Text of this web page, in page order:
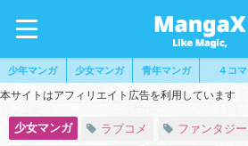
少年マンガ 少女マンガ 青年マンガ ４コマ
本サイトはアフィリエイト広告を利用しています
少女マンガ ラブコメ ファンタジー